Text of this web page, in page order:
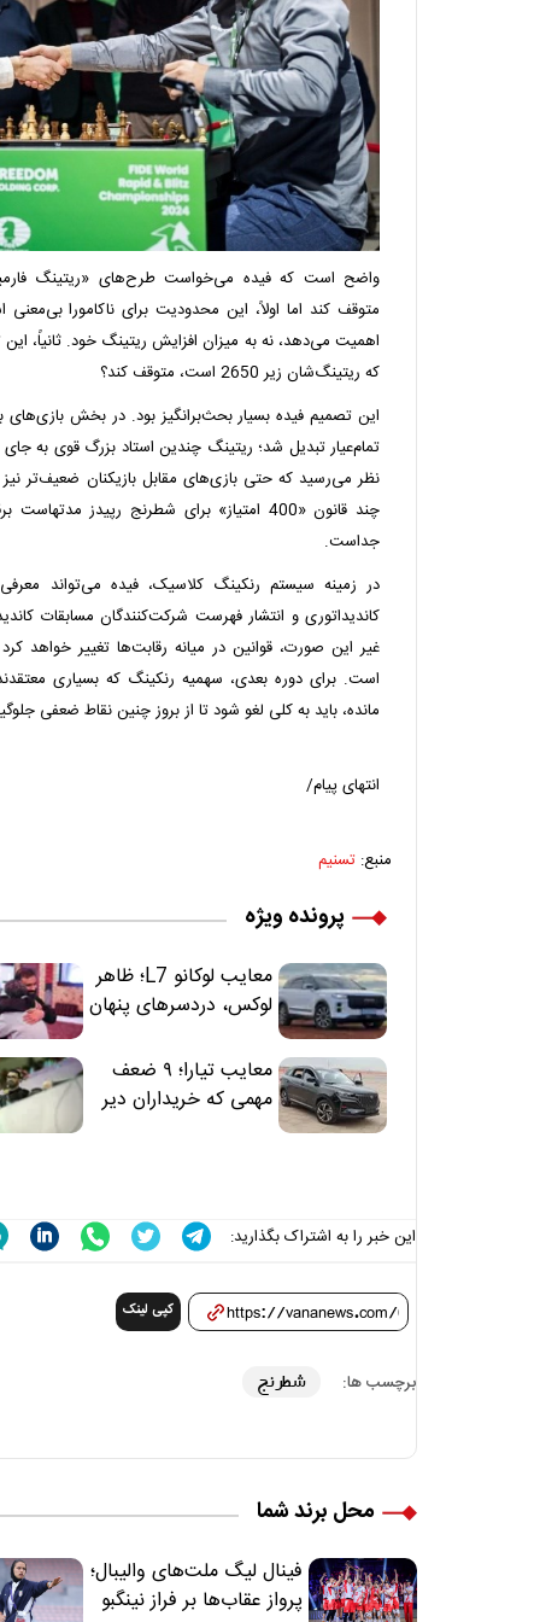
واضح است که فیده می‌خواست طرح‌های «ریتینگ
متوقف کند اما اولاً، این محدودیت برای ناکامورا بی‌معنی
اهمیت می‌دهد، نه به میزان افزایش ریتینگ خود. ثانیاً، این
که ریتینگ‌شان زیر 2650 است، متوقف کند؟
این تصمیم فیده بسیار بحث‌برانگیز بود. در بخش بازی‌های
تمام‌عیار تبدیل شد؛ ریتینگ چندین استاد بزرگ قوی به
نظر می‌رسید که حتی بازی‌های مقابل بازیکنان ضعیف‌تر نیز
چند قانون «400 امتیاز» برای شطرنج رپیدز
جداست.
در زمینه سیستم رنکینگ کلاسیک، فیده می‌تواند
غیر این صورت، قوانین در میانه رقابت‌ها تغییر خواهد
است. برای دوره بعدی، سهمیه رنکینگ که بسیاری
مانده، باید به کلی لغو شود تا از بروز چنین نقاط ضعفی
انتهای پیام/
منبع: تسنیم
پرونده ویژه
معایب لوکانو L7؛ ظاهر
لوکس، دردسرهای پنهان
معایب تیارا؛ ۹ ضعف
مهمی که خریداران دیر
این خبر را به اشتراک بگذارید:
کپی لینک
برچسب ها: شطرنج
محل برند شما
فینال لیگ ملت‌های والیبال؛
پرواز عقاب‌ها بر فراز نینگبو